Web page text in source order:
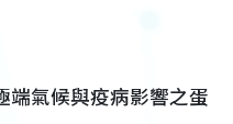
氣候與疫病影響之蛋